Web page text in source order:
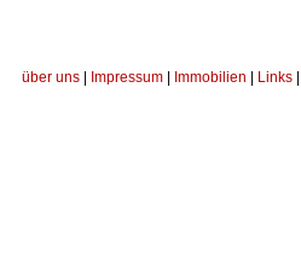
über uns Impressum Immobilien Links